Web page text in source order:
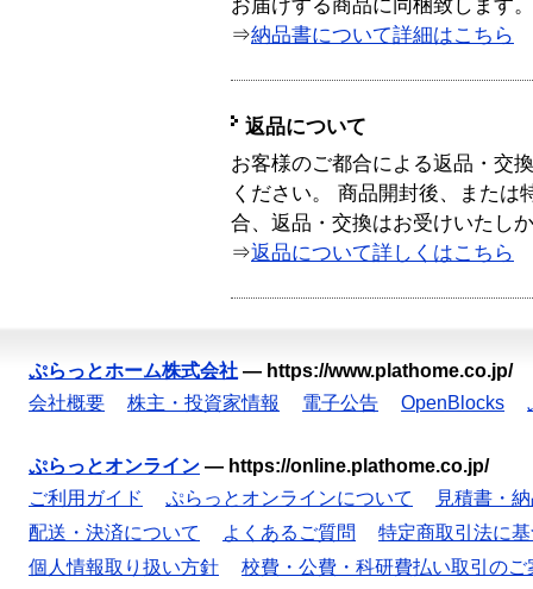
お届けする商品に同梱致します。
⇒納品書について詳細はこちら
返品について
お客様のご都合による返品・交
ください。 商品開封後、または
合、返品・交換はお受けいたし
⇒返品について詳しくはこちら
ぷらっとホーム株式会社 — https://www.plathome.co.jp/
会社概要
株主・投資家情報 電子公告 OpenBlocks
ぷらっとオンライン — https://online.plathome.co.jp/
ご利用ガイド
ぷらっとオンラインについて
見積書・
配送・決済について
よくあるご質問
特定商取引法に
個人情報取り扱い方針
校費・公費・科研費払い取引のご